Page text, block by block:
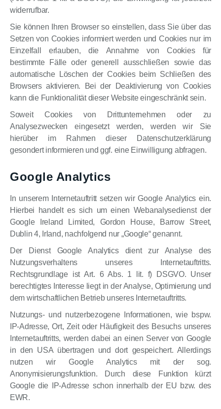
widerrufbar.
Sie können Ihren Browser so einstellen, dass Sie über das
Setzen von Cookies informiert werden und Cookies nur im
Einzelfall erlauben, die Annahme von Cookies für
bestimmte Fälle oder generell ausschließen sowie das
automatische Löschen der Cookies beim Schließen des
Browsers aktivieren. Bei der Deaktivierung von Cookies
kann die Funktionalität dieser Website eingeschränkt sein.
Soweit Cookies von Drittunternehmen oder zu
Analysezwecken eingesetzt werden, werden wir Sie
hierüber im Rahmen dieser Datenschutzerklärung
gesondert informieren und ggf. eine Einwilligung abfragen.
Google Analytics
In unserem Internetauftritt setzen wir Google Analytics ein.
Hierbei handelt es sich um einen Webanalysedienst der
Google Ireland Limited, Gordon House, Barrow Street,
Dublin 4, Irland, nachfolgend nur „Google“ genannt.
Der Dienst Google Analytics dient zur Analyse des
Nutzungsverhaltens unseres Internetauftritts.
Rechtsgrundlage ist Art. 6 Abs. 1 lit. f) DSGVO. Unser
berechtigtes Interesse liegt in der Analyse, Optimierung und
dem wirtschaftlichen Betrieb unseres Internetauftritts.
Nutzungs- und nutzerbezogene Informationen, wie bspw.
IP-Adresse, Ort, Zeit oder Häufigkeit des Besuchs unseres
Internetauftritts, werden dabei an einen Server von Google
in den USA übertragen und dort gespeichert. Allerdings
nutzen wir Google Analytics mit der sog.
Anonymisierungsfunktion. Durch diese Funktion kürzt
Google die IP-Adresse schon innerhalb der EU bzw. des
EWR.